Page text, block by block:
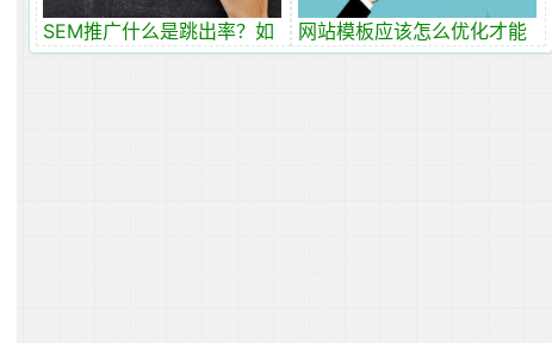
SEM推广什么是跳出率？如
何降低网站跳出率？
网站模板应该怎么优化才能
更好的让百度收录